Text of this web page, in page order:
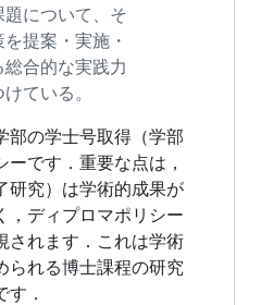
題について、そ
提案・実施・
合的な実践力
ている。
部の学士号取得（学部
です．重要な点は，
研究）は学術的成果が
，ディプロマポリシー
されます．これは学術
られる博士課程の研究
．